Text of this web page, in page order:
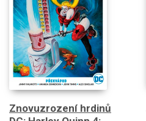
Znovuzrození hrdinů